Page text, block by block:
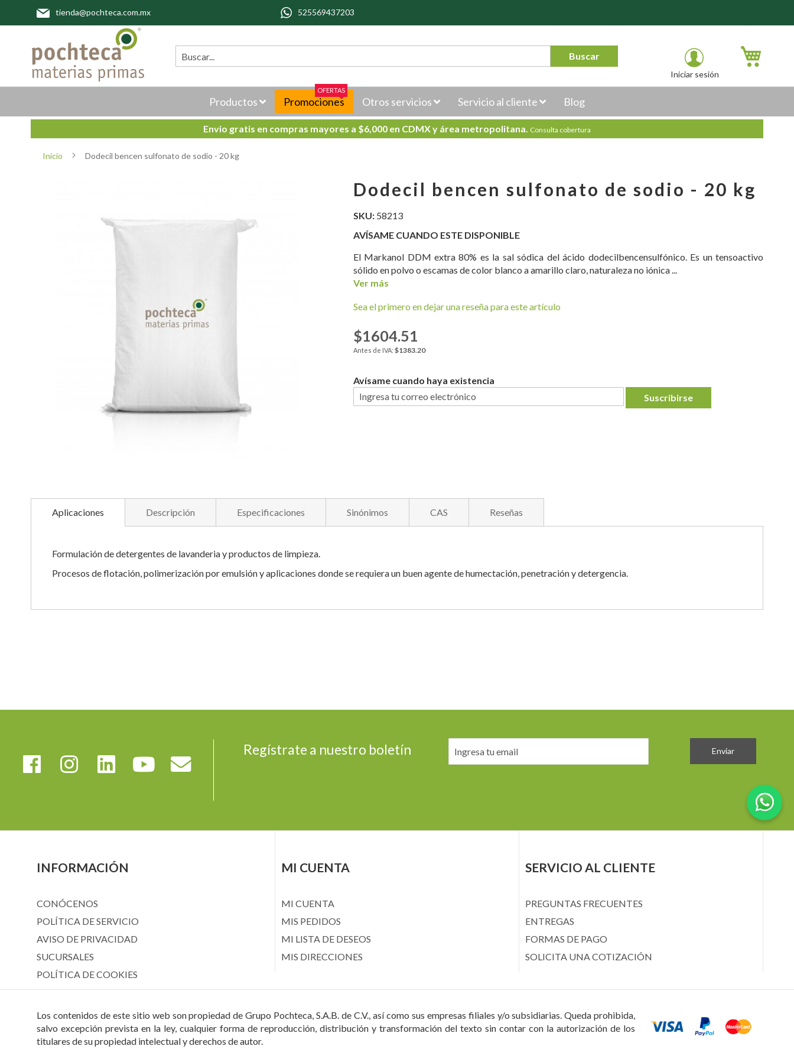
al
contenido
tienda@pochteca.com.mx 525569437203
Iniciar sesión
Buscar
Productos Promociones
OFERTAS
Otros servicios Servicio al cliente Blog
Envio gratis en compras mayores a $6,000 en CDMX y área metropolitana. Consulta cobertura
Inicio Dodecil bencen sulfonato de sodio - 20 kg
imágenes
Dodecil bencen sulfonato de sodio - 20 kg
SKU: 58213
AVÍSAME CUANDO ESTE DISPONIBLE
El Markanol DDM extra 80% es la sal sódica del ácido dodecilbencensulfónico. Es un tensoactivo
sólido en polvo o escamas de color blanco a amarillo claro, naturaleza no iónica ...
Ver más
Sea el primero en dejar una reseña para este artículo
$1604.51
$1383.20
Avísame cuando haya existencia
Suscribirse
Aplicaciones
Formulación de detergentes de lavanderia y productos de limpieza.
Procesos de flotación, polimerización por emulsión y aplicaciones donde se requiera un buen agente de humectación, penetración y detergencia.
Descripción Especificaciones Sinónimos CAS Reseñas
Regístrate a nuestro boletín Enviar
INFORMACIÓN
CONÓCENOS
POLÍTICA DE SERVICIO
AVISO DE PRIVACIDAD
SUCURSALES
POLÍTICA DE COOKIES
MI CUENTA
MI CUENTA
MIS PEDIDOS
MI LISTA DE DESEOS
MIS DIRECCIONES
SERVICIO AL CLIENTE
PREGUNTAS FRECUENTES
ENTREGAS
FORMAS DE PAGO
SOLICITA UNA COTIZACIÓN
Los contenidos de este sitio web son propiedad de Grupo Pochteca, S.A.B. de C.V., así como sus empresas filiales y/o subsidiarias. Queda prohibida,
salvo excepción prevista en la ley, cualquier forma de reproducción, distribución y transformación del texto sin contar con la autorización de los
titulares de su propiedad intelectual y derechos de autor.